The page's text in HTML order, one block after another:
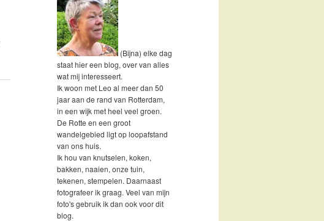
(Bijna) elke dag
staat hier een blog, over van alles
wat mij interesseert.
Ik woon met Leo al meer dan 50
jaar aan de rand van Rotterdam,
in een wijk met heel veel groen.
De Rotte en een groot
wandelgebied ligt op loopafstand
van ons huis.
Ik hou van knutselen, koken,
bakken, naaien, onze tuin,
tekenen, stempelen. Daarnaast
fotografeer ik graag. Veel van mijn
foto's gebruik ik dan ook voor dit
blog.